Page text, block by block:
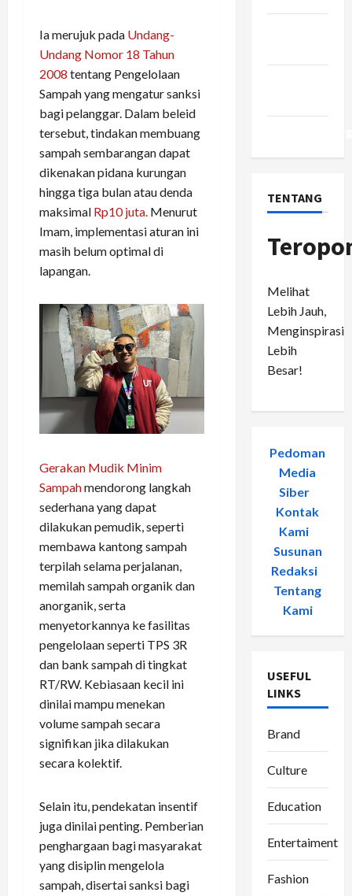
Ia merujuk pada Undang-
Undang Nomor 18 Tahun
2008 tentang Pengelolaan
Sampah yang mengatur sanksi
bagi pelanggar. Dalam beleid
tersebut, tindakan membuang
sampah sembarangan dapat
dikenakan pidana kurungan
hingga tiga bulan atau denda
maksimal Rp10 juta. Menurut
Imam, implementasi aturan ini
masih belum optimal di
lapangan.
Gerakan Mudik Minim
Sampahmendorong langkah
sederhana yang dapat
dilakukan pemudik, seperti
membawa kantong sampah
terpilah selama perjalanan,
memilah sampah organik dan
anorganik, serta
menyetorkannya ke fasilitas
pengelolaan seperti TPS 3R
dan bank sampah di tingkat
RT/RW. Kebiasaan kecil ini
dinilai mampu menekan
volume sampah secara
signifikan jika dilakukan
secara kolektif.
Selain itu, pendekatan insentif
juga dinilai penting. Pemberian
penghargaan bagi masyarakat
yang disiplin mengelola
sampah, disertai sanksi bagi
TENTANG
Melihat
Lebih Jauh,
Menginspirasi
Lebih
Besar!
Pedoman
Media
Siber-
Kontak
Kami
Susunan
Redaksi-
Tentang
Kami
USEFUL
LINKS
Brand
Culture
Education
Entertaiment
Fashion